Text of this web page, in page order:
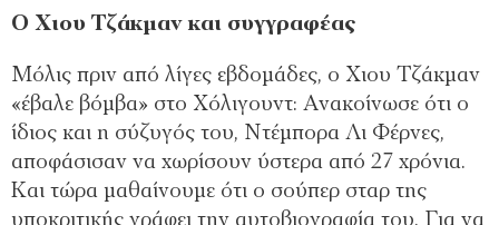
Ο Χιου Τζάκμαν και συγγραφέας
Μόλις πριν από λίγες εβδομάδες, ο Χιου Τζάκμαν
«έβαλε βόμβα» στο Χόλιγουντ: Ανακοίνωσε ότι ο
ίδιος και η σύζυγός του, Ντέμπορα Λι Φέρνες,
αποφάσισαν να χωρίσουν ύστερα από 27 χρόνια.
Και τώρα μαθαίνουμε ότι ο σούπερ σταρ της
υποκριτικής γράφει την αυτοβιογραφία του. Για να